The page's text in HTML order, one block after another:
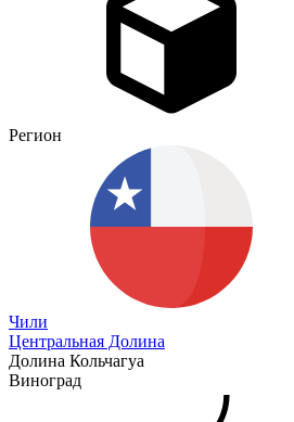
Регион
Чили
Центральная Долина
Долина Кольчагуа
Виноград